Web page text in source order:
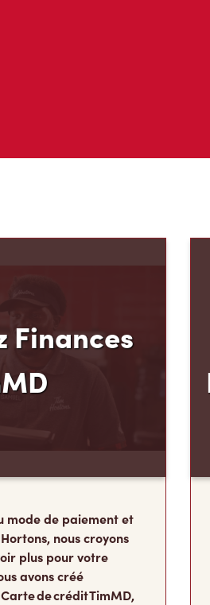
nous croyons
plus pour votre
avons créé
de crédit TimMD,